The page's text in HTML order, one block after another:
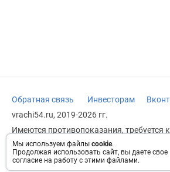
Мы используем файлы cookie.
Продолжая использовать сайт, вы даете свое
согласие на работу с этими файлами.
Обратная связь Инвесторам
vrachi54.ru, 2019-2026 гг.
Имеются противопоказания, требуется
заменяет прием врача.
Возрастное ограничение: 18+